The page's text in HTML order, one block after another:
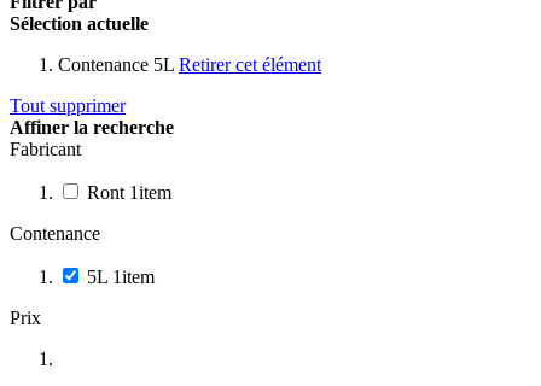
Sélection actuelle
Contenance 5L Retirer cet élément
Tout supprimer
Affiner la recherche
Fabricant
Ront 1item
Contenance
5L 1item
Prix